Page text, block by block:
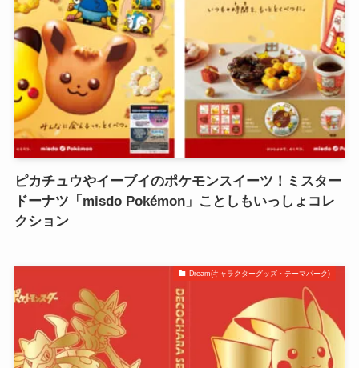
ピカチュウやイーブイのポケモンスイーツ！ミスター
ドーナツ「misdo Pokémon」ことしもいっしょコレ
クション
Dream(キャラクターグッズ・テーマパーク)